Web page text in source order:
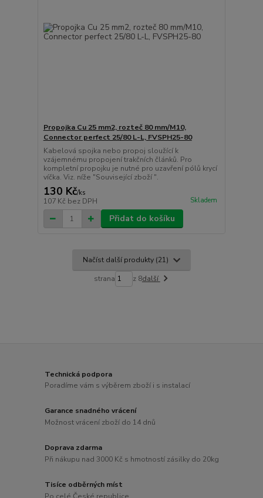
Propojka Cu 25 mm2, rozteč 80 mm/M10,
Connector perfect 25/80 L-L, FVSPH25-80
Kabelová spojka nebo propoj sloužící k
vzájemnému propojení trakčních článků. Pro
kompletní propojku je nutné pro uzavření pólů krycí
víčka. Viz. níže "Související zboží ".
130 Kč/ks
107 Kč bez DPH Skladem
Přidat do košíku
Načíst další produkty (21)
strana z 8další
Technická podpora
Poradíme vám s výběrem zboží i s instalací
Garance snadného vrácení
Možnost vrácení zboží do 14 dnů
Doprava zdarma
Při nákupu nad 3000 Kč s hmotností zásilky do 20kg
Tisíce odběrných míst